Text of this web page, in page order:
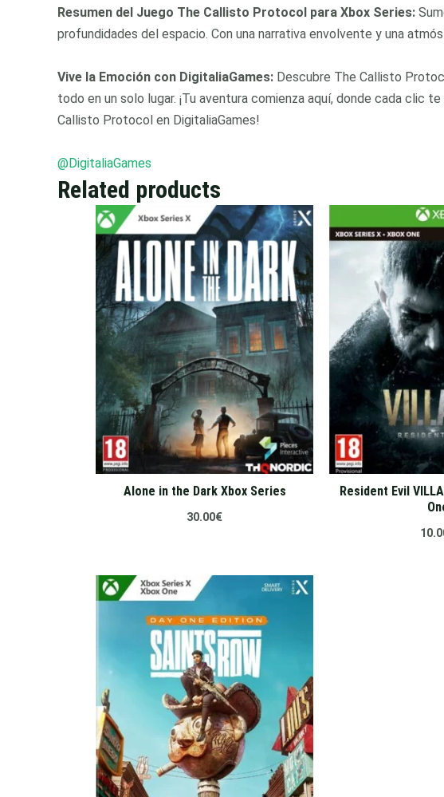
Resumen del Juego The Callisto Protocol para Xbox Series:
profundidades del espacio. Con una narrativa envolvente y una
Vive la Emoción con DigitaliaGames: Descubre The Callisto
todo en un solo lugar. ¡Tu aventura comienza aquí, donde cada clic
Callisto Protocol en DigitaliaGames!
@DigitaliaGames
Related products
Alone in the Dark Xbox Series
30.00€
Resident Evil